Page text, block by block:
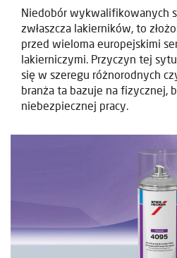
Niedobór wykwalifikowanych
zwłaszcza lakierników, to
przed wieloma europejskimi
lakierniczymi. Przyczyn tej
się w szeregu różnorodnych
branża ta bazuje na fizycznej,
niebezpiecznej pracy.